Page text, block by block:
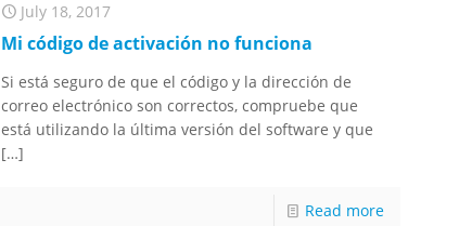
July 18, 2017
Mi código de activación no funciona
Si está seguro de que el código y la dirección de
correo electrónico son correctos, compruebe que
está utilizando la última versión del software y que
[…]
Read more